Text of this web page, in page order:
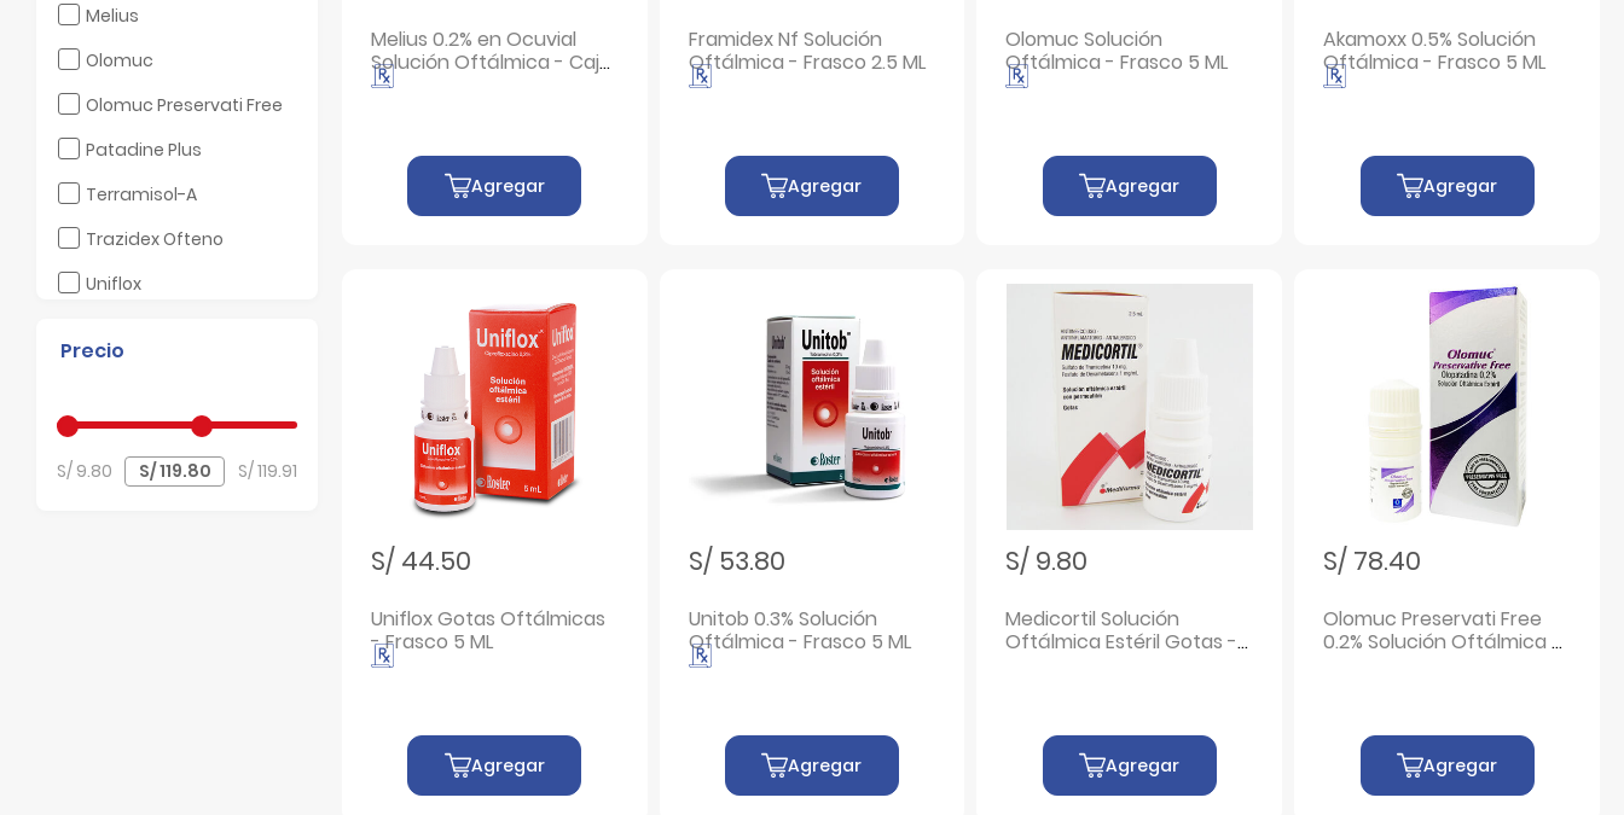
Melius
Filtrar por Marcas: Melius
Olomuc
Filtrar por Marcas: Olomuc
Olomuc Preservati Free
Filtrar por Marcas: Olomuc Preservati Free
Patadine Plus
Filtrar por Marcas: Patadine Plus
Terramisol-A
Filtrar por Marcas: Terramisol-A
Trazidex Ofteno
Filtrar por Marcas: Trazidex Ofteno
Uniflox
Filtrar por Marcas: Uniflox
Vigadexa
Filtrar por Marcas: Vigadexa
Precio
S/ 9.80 S/ 119.91
Melius 0.2% en Ocuvial
Solución Oftálmica - Caja
30 UN
Agregar
Framidex Nf Solución
Oftálmica - Frasco 2.5 ML
Agregar
Olomuc Solución
Oftálmica - Frasco 5 ML
Agregar
Akamoxx 0.5% Solución
Oftálmica - Frasco 5 ML
Agregar
S/ 44.50
Uniflox Gotas Oftálmicas
- Frasco 5 ML
Agregar
S/ 53.80
Unitob 0.3% Solución
Oftálmica - Frasco 5 ML
Agregar
S/ 9.80
Medicortil Solución
Oftálmica Estéril Gotas -
Agregar
S/ 78.40
Olomuc Preservati Free
0.2% Solución Oftálmica -
Agregar